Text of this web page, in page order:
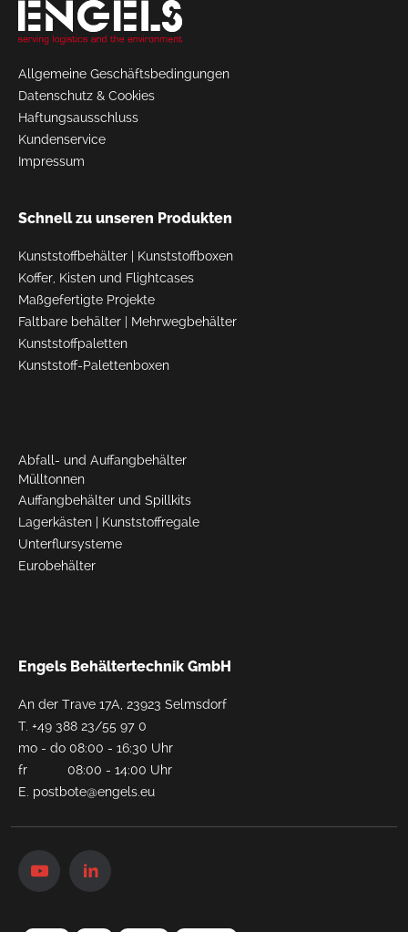
Allgemeine Geschäftsbedingungen
Datenschutz & Cookies
Haftungsausschluss
Kundenservice
Impressum
Schnell zu unseren Produkten
Kunststoffbehälter
Kunststoffboxen
Koffer, Kisten und Flightcases
Maßgefertigte Projekte
Faltbare behälter
Mehrwegbehälter
Kunststoffpaletten
Kunststoff-Palettenboxen
Abfall- und Auffangbehälter
Mülltonnen
Auffangbehälter und Spillkits
Lagerkästen
Kunststoffregale
Unterflursysteme
Eurobehälter
Engels Behältertechnik GmbH
An der Trave 17A, 23923 Selmsdorf
T. +49 388 23/55 97 0
mo - do 08:00 - 16:30 Uhr
fr 08:00 - 14:00 Uhr
E. postbote@engels.eu